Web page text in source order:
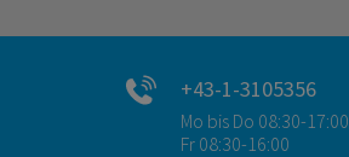
+43-1-3105356
Mo bis Do 08:30-17:00
Fr 08:30-16:00